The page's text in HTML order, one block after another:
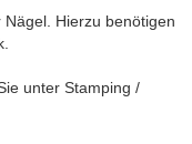
Hierzu benötigen
unter Stamping /